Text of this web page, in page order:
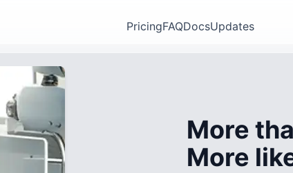
PricingFAQDocsUpdates
More
More